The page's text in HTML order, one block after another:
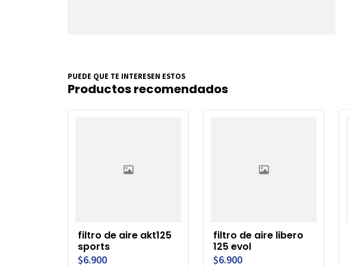
PUEDE QUE TE INTERESEN ESTOS
Productos recomendados
filtro de aire akt125
sports
$6.900
filtro de aire libero
125 evol
$6.900